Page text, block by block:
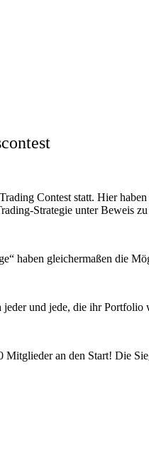
Contest statt. Hier
Strategie unter Beweis zu
haben gleichermaßen die
und jede, die ihr
Mitglieder an den Start! Die